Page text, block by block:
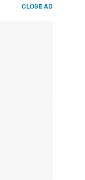
CLOSE AD